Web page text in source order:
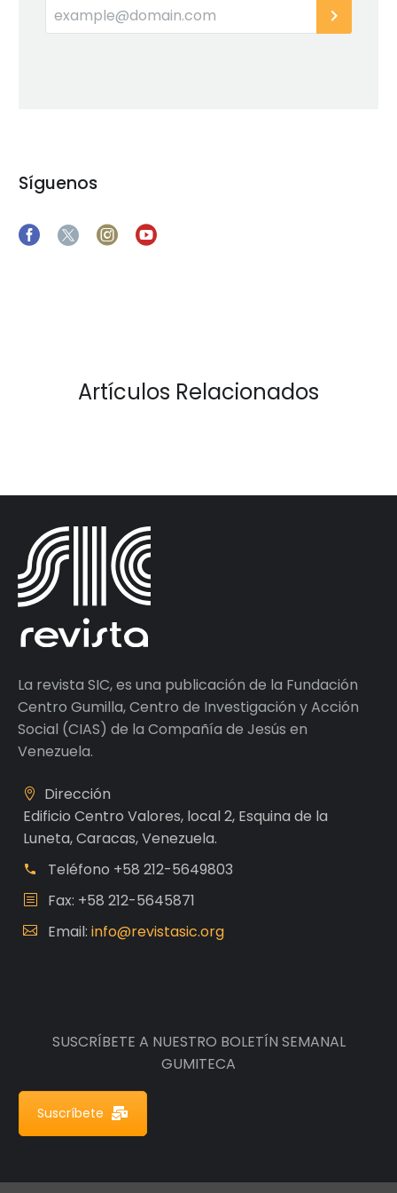
Síguenos
Artículos Relacionados
La revista SIC, es una publicación de la Fundación
Centro Gumilla, Centro de Investigación y Acción
Social (CIAS) de la Compañía de Jesús en
Venezuela.
Dirección
Edificio Centro Valores, local 2, Esquina de la
Luneta, Caracas, Venezuela.
Teléfono +58 212-5649803
Fax: +58 212-5645871
Email: info@revistasic.org
SUSCRÍBETE A NUESTRO BOLETÍN SEMANAL
GUMITECA
Suscríbete